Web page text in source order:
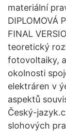
materiální
DIPLOMOVÁ
FINAL
teoretický
fotovoltaiky,
okolnosti
elektráren v
aspektů
Český-
slohových